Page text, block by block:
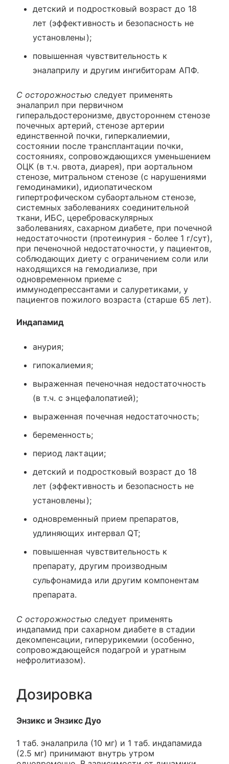
детский и подростковый возраст до 18
лет (эффективность и безопасность не
установлены);
повышенная чувствительность к
эналаприлу и другим ингибиторам АПФ.
С осторожностью следует применять
эналаприл при первичном
гиперальдостеронизме, двустороннем стенозе
почечных артерий, стенозе артерии
единственной почки, гиперкалиемии,
состоянии после трансплантации почки,
состояниях, сопровождающихся уменьшением
ОЦК (в т.ч. рвота, диарея), при аортальном
стенозе, митральном стенозе (с нарушениями
гемодинамики), идиопатическом
гипертрофическом субаортальном стенозе,
системных заболеваниях соединительной
ткани, ИБС, цереброваскулярных
заболеваниях, сахарном диабете, при почечной
недостаточности (протеинурия - более 1 г/сут),
при печеночной недостаточности, у пациентов,
соблюдающих диету с ограничением соли или
находящихся на гемодиализе, при
одновременном приеме с
иммунодепрессантами и салуретиками, у
пациентов пожилого возраста (старше 65 лет).
Индапамид
анурия;
гипокалиемия;
выраженная печеночная недостаточность
(в т.ч. с энцефалопатией);
выраженная почечная недостаточность;
беременность;
период лактации;
детский и подростковый возраст до 18
лет (эффективность и безопасность не
установлены);
одновременный прием препаратов,
удлиняющих интервал QT;
повышенная чувствительность к
препарату, другим производным
сульфонамида или другим компонентам
препарата.
С осторожностью следует применять
индапамид при сахарном диабете в стадии
декомпенсации, гиперурикемии (особенно,
сопровождающейся подагрой и уратным
нефролитиазом).
Дозировка
Энзикс и Энзикс Дуо
1 таб. эналаприла (10 мг) и 1 таб. индапамида
(2.5 мг) принимают внутрь утром